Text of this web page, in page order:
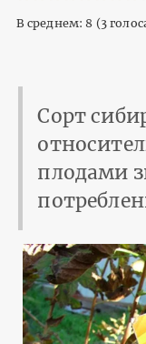
В среднем:8 (3
Сорт
плодами